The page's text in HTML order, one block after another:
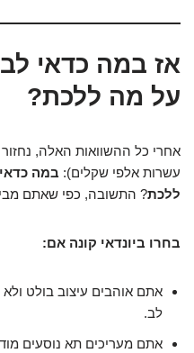
אז במה כדאי
על מה ללכת?
אחרי כל ההשוואות האלה,
עשרות אלפי שקלים): במה
ללכת? התשובה, כפי שאתם
בחרו ביונדאי קונה אם:
אתם אוהבים עיצוב בולט
לב.
אתם מעריכים תא נוסעים